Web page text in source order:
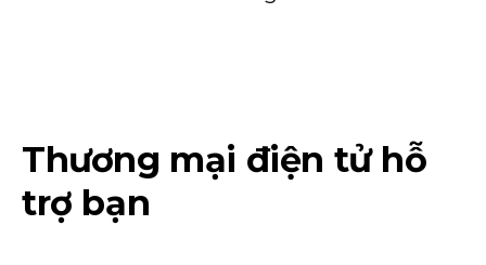
Thương mại điện tử hỗ
trợ bạn